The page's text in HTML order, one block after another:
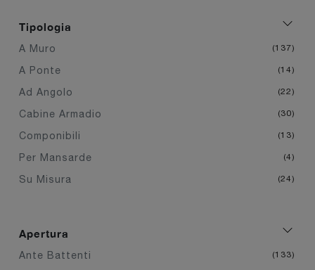
Tipologia
A Muro 137
A Ponte 14
Ad Angolo 22
Cabine Armadio 30
Componibili 13
Per Mansarde 4
Su Misura 24
Apertura
Ante Battenti 133